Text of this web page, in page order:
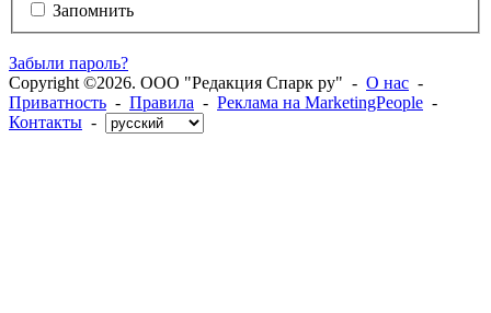
Запомнить
Забыли пароль?
Copyright ©2026. ООО "Редакция Спарк ру" - О нас -
Приватность - Правила - Реклама на MarketingPeople -
Контакты -